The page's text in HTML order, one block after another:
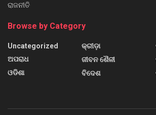
ରାଜନୀତି
Browse by Category
Uncategorized
ଅପରାଧ
ଓଡିଶା
କ୍ରୀଡ଼ା
ଜୀବନ ଶୈଳୀ
ବିଦେଶ